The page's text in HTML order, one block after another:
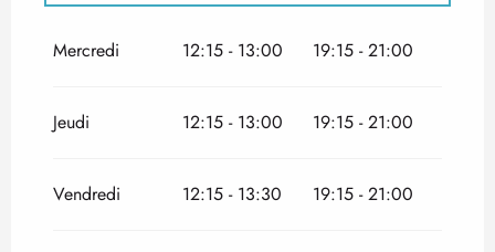
Du 1 janvier 2026 au 12 avril 2026
Mercredi 12:15 - 13:00 19:15 - 21:00
Jeudi 12:15 - 13:00 19:15 - 21:00
Vendredi 12:15 - 13:30 19:15 - 21:00